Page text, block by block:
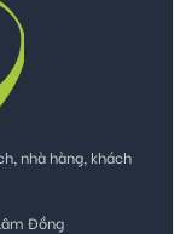
nhà hàng, khách
Đồng